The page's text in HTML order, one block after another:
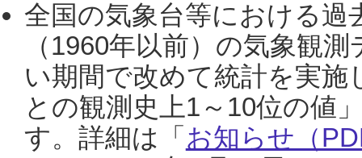
全国の気象台等における過
（1960年以前）の気象観
い期間で改めて統計を実
との観測史上1～10位の値
す。詳細は「 お知らせ（